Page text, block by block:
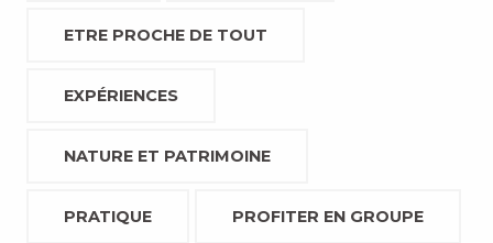
ETRE PROCHE DE TOUT
EXPÉRIENCES
NATURE ET PATRIMOINE
PRATIQUE PROFITER EN GROUPE